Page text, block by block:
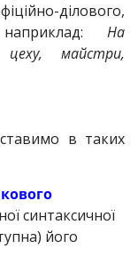
ділового,
наприклад: На
цеху, майстри,
в таких
синтаксичної
його